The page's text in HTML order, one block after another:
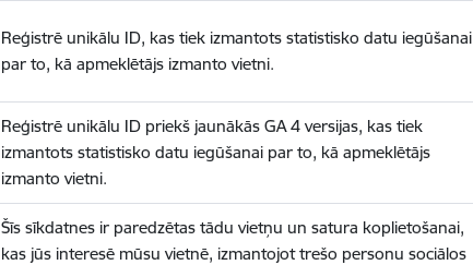
Reģistrē unikālu ID, kas tiek izmantots statistisko datu iegūšanai
par to, kā apmeklētājs izmanto vietni.
Reģistrē unikālu ID priekš jaunākās GA 4 versijas, kas tiek
izmantots statistisko datu iegūšanai par to, kā apmeklētājs
izmanto vietni.
Šīs sīkdatnes ir paredzētas tādu vietņu un satura koplietošanai,
kas jūs interesē mūsu vietnē, izmantojot trešo personu sociālos